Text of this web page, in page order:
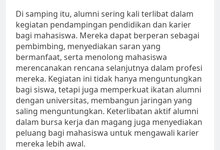
Di samping itu, alumni sering kali terlibat dalam
kegiatan pendampingan pendidikan dan karier
bagi mahasiswa. Mereka dapat berperan sebagai
pembimbing, menyediakan saran yang
bermanfaat, serta menolong mahasiswa
merencanakan rencana selanjutnya dalam profesi
mereka. Kegiatan ini tidak hanya menguntungkan
bagi siswa, tetapi juga memperkuat ikatan alumni
dengan universitas, membangun jaringan yang
saling menguntungkan. Keterlibatan aktif alumni
dalam bursa kerja dan magang juga menyediakan
peluang bagi mahasiswa untuk mengawali karier
mereka lebih awal.